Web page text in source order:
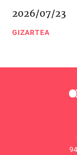
2026/07/23
GIZARTEA